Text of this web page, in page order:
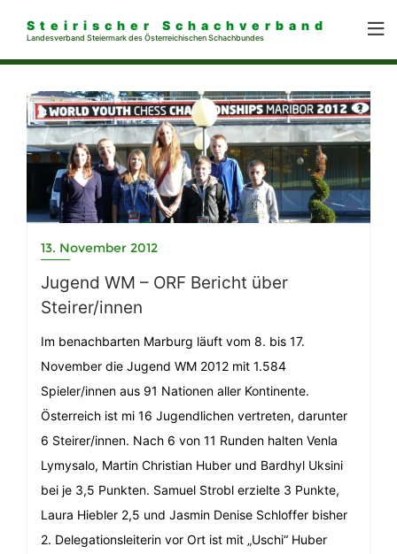
Steirischer Schachverband
Landesverband Steiermark des Österreichischen Schachbundes
13. November 2012
Jugend WM – ORF Bericht über
Steirer/innen
Im benachbarten Marburg läuft vom 8. bis 17.
November die Jugend WM 2012 mit 1.584
Spieler/innen aus 91 Nationen aller Kontinente.
Österreich ist mi 16 Jugendlichen vertreten, darunter
6 Steirer/innen. Nach 6 von 11 Runden halten Venla
Lymysalo, Martin Christian Huber und Bardhyl Uksini
bei je 3,5 Punkten. Samuel Strobl erzielte 3 Punkte,
Laura Hiebler 2,5 und Jasmin Denise Schloffer bisher
2. Delegationsleiterin vor Ort ist mit „Uschi“ Huber